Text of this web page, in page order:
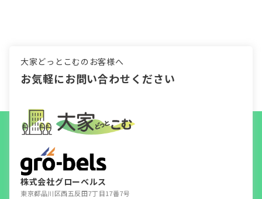
大家どっとこむのお客様へ
お気軽にお問い合わせください
株式会社グローベルス
東京都品川区西五反田7丁目17番7号